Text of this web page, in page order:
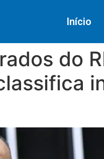
Início
do